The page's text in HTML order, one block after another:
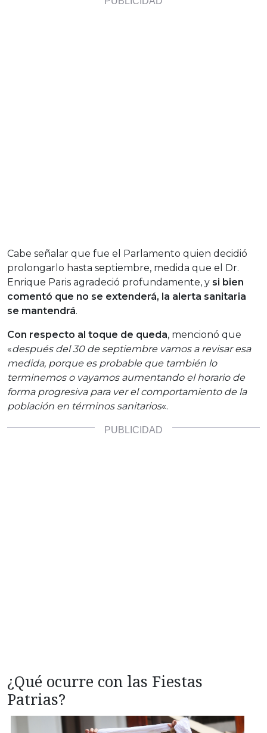
Cabe señalar que fue el Parlamento quien decidió
prolongarlo hasta septiembre, medida que el Dr.
Enrique Paris agradeció profundamente, y si bien
comentó que no se extenderá, la alerta sanitaria
se mantendrá.
Con respecto al toque de queda, mencionó que
«después del 30 de septiembre vamos a revisar esa
medida, porque es probable que también lo
terminemos o vayamos aumentando el horario de
forma progresiva para ver el comportamiento de la
población en términos sanitarios«.
¿Qué ocurre con las Fiestas
Patrias?